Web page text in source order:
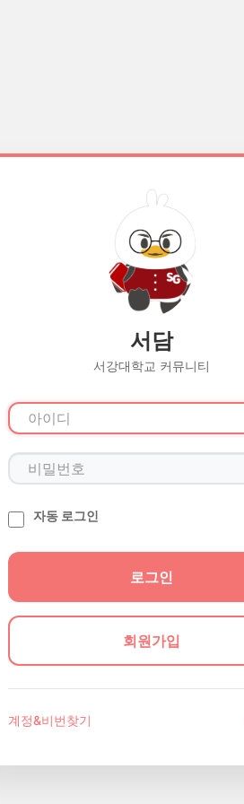
서담
서강대학교 커뮤니티
자동 로그인
회원가입
계정&비번찾기